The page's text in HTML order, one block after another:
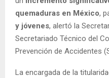
quemaduras en México,
y jóvenes, alertó la
Secretariado Técnico del
Prevención de Accidentes
La encargada de la